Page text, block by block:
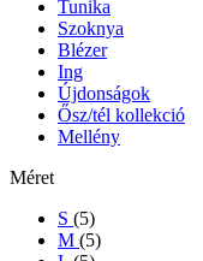
Tunika
Szoknya
Blézer
Ing
Újdonságok
Ősz/tél kollekció
Mellény
Méret
S (5)
M (5)